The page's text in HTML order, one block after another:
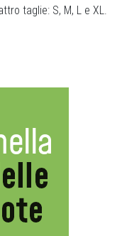
taglie: S, M, L e XL.